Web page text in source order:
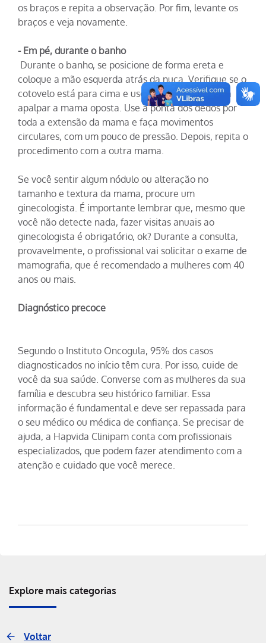
os braços e repita a observação. Por fim, levante os
braços e veja novamente.
- Em pé, durante o banho
Durante o banho, se posicione de forma ereta e
coloque a mão esquerda atrás da nuca. Verifique se o
cotovelo está para cima e use uma das mãos para
apalpar a mama oposta. Use a ponta dos dedos por
toda a extensão da mama e faça movimentos
circulares, com um pouco de pressão. Depois, repita o
procedimento com a outra mama.
Se você sentir algum nódulo ou alteração no
tamanho e textura da mama, procure um
ginecologista. É importante lembrar que, mesmo que
você não detecte nada, fazer visitas anuais ao
ginecologista é obrigatório, ok? Durante a consulta,
provavelmente, o profissional vai solicitar o exame de
mamografia, que é recomendado a mulheres com 40
anos ou mais.
Diagnóstico precoce
Segundo o Instituto Oncogula, 95% dos casos
diagnosticados no início têm cura. Por isso, cuide de
você da sua saúde. Converse com as mulheres da sua
família e descubra seu histórico familiar. Essa
informação é fundamental e deve ser repassada para
o seu médico ou médica de confiança. Se precisar de
ajuda, a Hapvida Clinipam conta com profissionais
especializados, que podem fazer atendimento com a
atenção e cuidado que você merece.
Explore mais categorias
Voltar